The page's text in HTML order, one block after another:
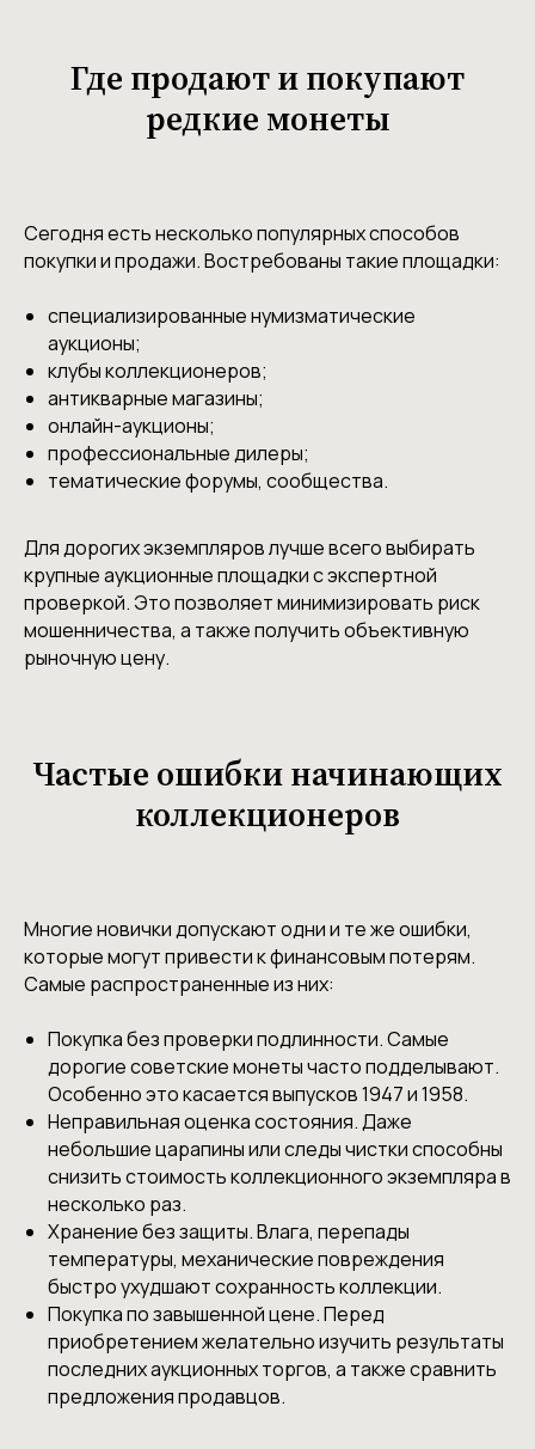
Где продают и покупают
редкие монеты
Сегодня есть несколько популярных способов
покупки и продажи. Востребованы такие площадки:
специализированные нумизматические
аукционы;
клубы коллекционеров;
антикварные магазины;
онлайн-аукционы;
профессиональные дилеры;
тематические форумы, сообщества.
Для дорогих экземпляров лучше всего выбирать
крупные аукционные площадки с экспертной
проверкой. Это позволяет минимизировать риск
мошенничества, а также получить объективную
рыночную цену.
Частые ошибки начинающих
коллекционеров
Многие новички допускают одни и те же ошибки,
которые могут привести к финансовым потерям.
Самые распространенные из них:
Покупка без проверки подлинности. Самые
дорогие советские монеты часто подделывают.
Особенно это касается выпусков 1947 и 1958.
Неправильная оценка состояния. Даже
небольшие царапины или следы чистки способны
снизить стоимость коллекционного экземпляра в
несколько раз.
Хранение без защиты. Влага, перепады
температуры, механические повреждения
быстро ухудшают сохранность коллекции.
Покупка по завышенной цене. Перед
приобретением желательно изучить результаты
последних аукционных торгов, а также сравнить
предложения продавцов.